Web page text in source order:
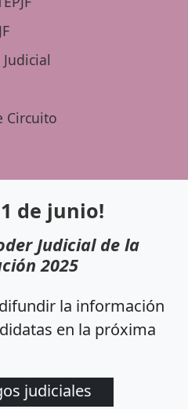
Circuito
de junio!
Judicial de la
2025
la información
en la próxima
judiciales